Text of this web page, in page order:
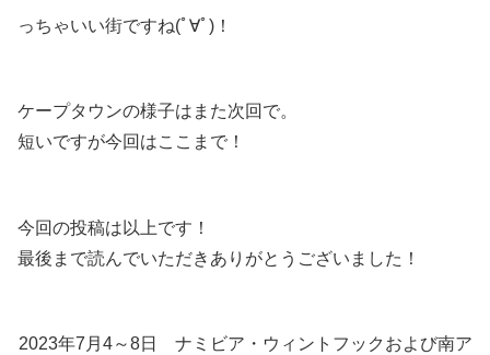
っちゃいい街ですね(ﾟ∀ﾟ)！
ケープタウンの様子はまた次回で。
短いですが今回はここまで！
今回の投稿は以上です！
最後まで読んでいただきありがとうございました！
2023年7月4～8日 ナミビア・ウィントフックおよび南ア